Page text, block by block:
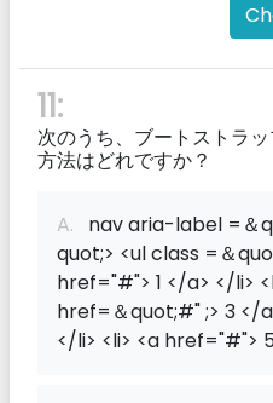
11:
次のうち、ブートストラ
方法はどれですか？
A. nav aria-label =＆
quot;> <ul class =＆
href="#"> 1 </a> </li>
href=＆quot;#" ;> 3 </
</li> <li> <a href="#">